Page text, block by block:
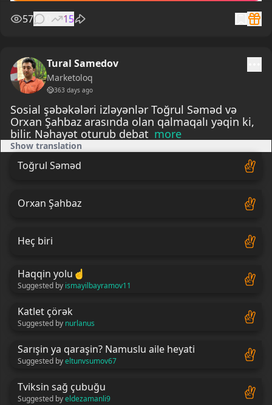
57 15
Tural Samedov
Marketoloq
363 days ago
Sosial şəbəkələri izləyənlər Toğrul Səməd və
Orxan Şahbaz arasında olan qalmaqalı yəqin ki,
bilir. Nəhayət oturub debat more
Show translation
Toğrul Səməd
Orxan Şahbaz
Heç biri
Haqqin yolu ☝
Suggested by ismayilbayramov11
Katlet çörək
Suggested by nurlanus
Sarışin ya qaraşin? Namuslu aile heyati
Suggested byeltunvsumov67
Tviksin sağ çubuğu
Suggested byeldezamanli9